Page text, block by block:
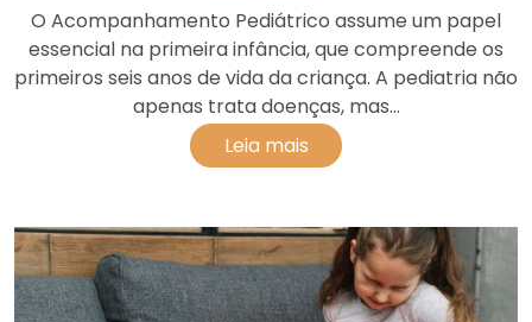
O Acompanhamento Pediátrico assume um papel
essencial na primeira infância, que compreende os
primeiros seis anos de vida da criança. A pediatria não
apenas trata doenças, mas...
Leia mais